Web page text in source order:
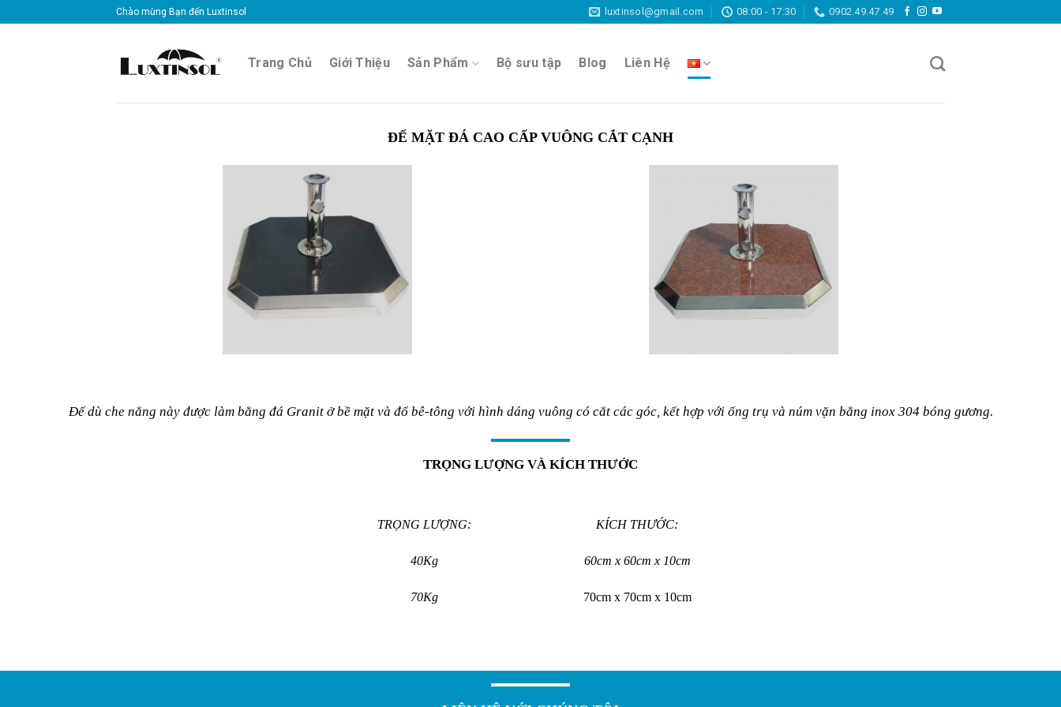
to
Chào mừng Bạn đến Luxtinsol luxtinsol@gmail.com 08:00 - 17:30 0902.49.47.49
Trang Chủ Giới Thiệu Sản Phẩm Bộ sưu tập Blog Liên Hệ
ĐẾ MẶT ĐÁ CAO CẤP VUÔNG CẮT CẠNH
Đế dù che nắng này được làm bằng đá Granit ở bề mặt và đổ bê-tông với hình dáng vuông có cắt các góc, kết hợp với ống trụ và núm vặn bằng inox 304 bóng gương.
TRỌNG LƯỢNG VÀ KÍCH THƯỚC
TRỌNG LƯỢNG:
40Kg
70Kg
KÍCH THƯỚC:
60cm x 60cm x 10cm
70cm x 70cm x 10cm